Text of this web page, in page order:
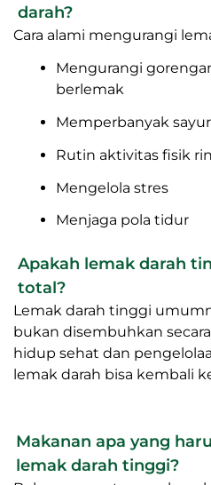
darah?
Cara alami mengurangi
Mengurangi
berlemak
Memperbanyak
Rutin aktivitas fisik
Mengelola stres
Menjaga pola tidur
Apakah lemak darah
total?
Lemak darah tinggi
bukan disembuhkan
hidup sehat dan
lemak darah bisa kembali
Makanan apa yang
lemak darah tinggi?